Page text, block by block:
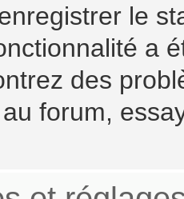
le
a
des
forum,